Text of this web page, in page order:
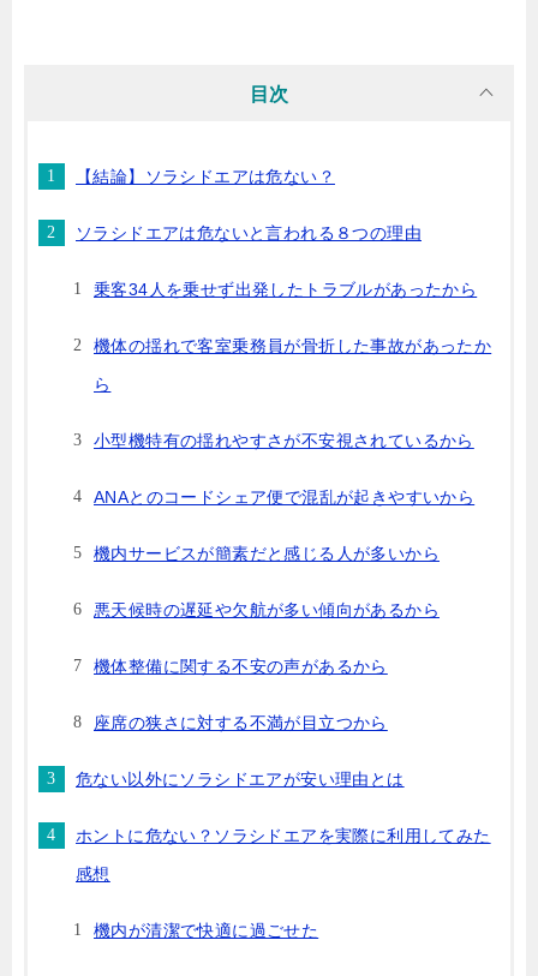
目次
【結論】ソラシドエアは危ない？
ソラシドエアは危ないと言われる８つの理由
乗客34人を乗せず出発したトラブルがあったから
機体の揺れで客室乗務員が骨折した事故があったか
ら
小型機特有の揺れやすさが不安視されているから
ANAとのコードシェア便で混乱が起きやすいから
機内サービスが簡素だと感じる人が多いから
悪天候時の遅延や欠航が多い傾向があるから
機体整備に関する不安の声があるから
座席の狭さに対する不満が目立つから
危ない以外にソラシドエアが安い理由とは
ホントに危ない？ソラシドエアを実際に利用してみた
感想
機内が清潔で快適に過ごせた